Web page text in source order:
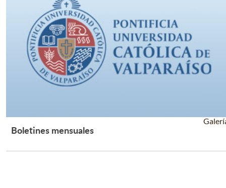
Boletines mensuales